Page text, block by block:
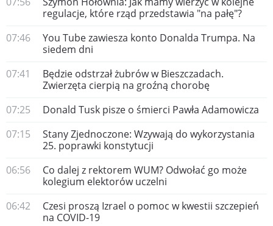
regulacje, które rząd przedstawia "na pałę"?
07:46
You Tube zawiesza konto Donalda Trumpa. Na
siedem dni
07:41
Będzie odstrzał żubrów w Bieszczadach.
Zwierzęta cierpią na groźną chorobę
07:25
Donald Tusk pisze o śmierci Pawła Adamowicza
07:15
Stany Zjednoczone: Wzywają do wykorzystania
25. poprawki konstytucji
06:56
Co dalej z rektorem WUM? Odwołać go może
kolegium elektorów uczelni
06:42
Czesi proszą Izrael o pomoc w kwestii szczepień
na COVID-19